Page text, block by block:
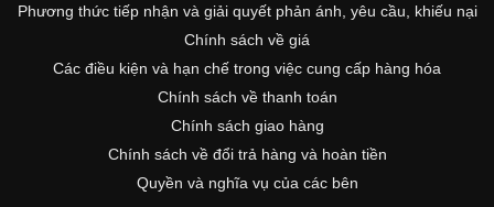
Phương thức tiếp nhận và giải quyết phản ánh, yêu cầu, khiếu nại
Chính sách về giá
Các điều kiện và hạn chế trong việc cung cấp hàng hóa
Chính sách về thanh toán
Chính sách giao hàng
Chính sách về đổi trả hàng và hoàn tiền
Quyền và nghĩa vụ của các bên